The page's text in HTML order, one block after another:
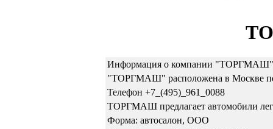
Информация о компании "ТОРГМАШ"
"ТОРГМАШ" расположена в Москве по
Телефон +7_(495)_961_0088
ТОРГМАШ предлагает автомобили
Форма: автосалон, ООО